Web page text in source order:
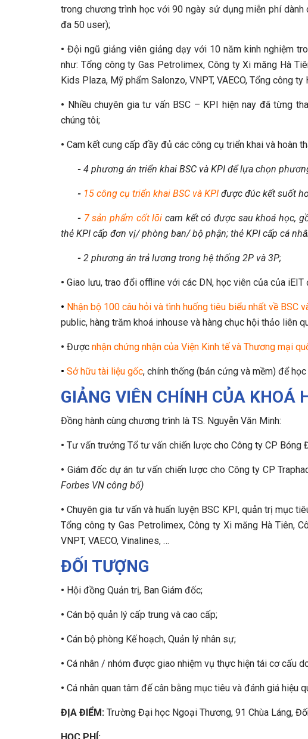
trong chương trình học với 90 ngày sử dụng miễn phí
đa 50 user);
•Đội ngũ giảng viên giảng dạy với 10 năm kinh nghiệm
như: Tổng công ty Gas Petrolimex, Công ty Xi măng Hà
Kids Plaza, Mỹ phẩm Salonzo, VNPT, VAECO, Tổng công
• Nhiều chuyên gia tư vấn BSC – KPI hiện nay đã từng
chúng tôi;
• Cam kết cung cấp đầy đủ các công cụ triển khai và hoàn
- 4 phương án triển khai BSC và KPI để lựa chọn
- 15 công cụ triển khai BSC và KPI được đúc kết suốt
- 7 sản phẩm cốt lõi cam kết có được sau khoá học,
thẻ KPI cấp đơn vị/ phòng ban/ bộ phận; thẻ KPI cấp cá
- 2 phương án trả lương trong hệ thống 2P và 3P;
• Giao lưu, trao đổi offline với các DN, học viên của của iEIT
• Nhận bộ 100 câu hỏi và tình huống tiêu biểu nhất về BSC
public, hàng trăm khoá inhouse và hàng chục hội thảo liên
• Được nhận chứng nhận của Viện Kinh tế và Thương mại
• Sở hữu tài liệu gốc, chính thống (bản cứng và mềm) để
GIẢNG VIÊN CHÍNH CỦA KHOÁ
Đồng hành cùng chương trình là TS. Nguyễn Văn Minh:
• Tư vấn trưởng Tổ tư vấn chiến lược cho Công ty CP Bóng
• Giám đốc dự án tư vấn chiến lược cho Công ty CP
Forbes VN công bố)
•Chuyên gia tư vấn và huấn luyện BSC KPI, quản trị mục
Tổng công ty Gas Petrolimex, Công ty Xi măng Hà Tiên,
VNPT, VAECO, Vinalines, …
ĐỐI TƯỢNG
• Hội đồng Quản trị, Ban Giám đốc;
• Cán bộ quản lý cấp trung và cao cấp;
• Cán bộ phòng Kế hoạch, Quản lý nhân sự;
• Cá nhân / nhóm được giao nhiệm vụ thực hiện tái cơ cấu
• Cá nhân quan tâm đế cân bằng mục tiêu và đánh giá hiệu
ĐỊA ĐIỂM: Trường Đại học Ngoại Thương, 91 Chùa Láng,